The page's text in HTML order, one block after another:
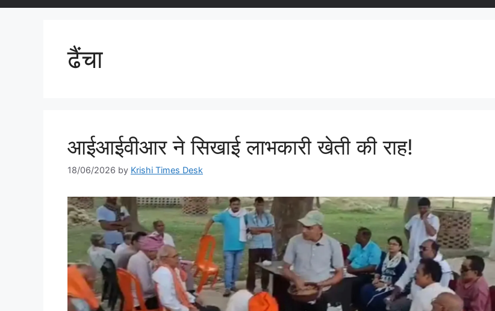
ढैंचा
आईआईवीआर ने सिखाई लाभकारी खेती की राह!
18/06/2026 by Krishi Times Desk